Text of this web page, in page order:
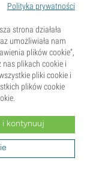
że wybór
prosty.
Vision Seeds?
blister oraz
autokwitnące
a wszystkie
na pierwszy rzut
Polityka prywatności
strona działała
umożliwiała nam
plików cookie”,
nas plikach cookie i
pliki cookie i
plików cookie
kontynuuj